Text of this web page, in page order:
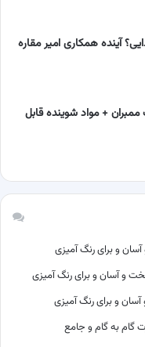
آینده همکاری امیر مقاره
+ مواد شوینده قابل
گام به گام و جامع